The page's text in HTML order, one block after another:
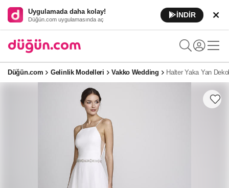
Uygulamada daha kolay!
Düğün.com uygulamasında aç
İNDİR
Düğün.com Gelinlik Modelleri Vakko Wedding Halter Yaka Yan